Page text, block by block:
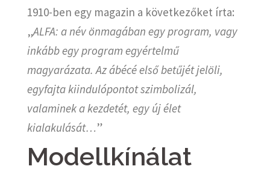
1910-ben egy magazin a következőket írta:
„ALFA: a név önmagában egy program, vagy
inkább egy program egyértelmű
magyarázata. Az ábécé első betűjét jelöli,
egyfajta kiindulópontot szimbolizál,
valaminek a kezdetét, egy új élet
kialakulását…”
Modellkínálat